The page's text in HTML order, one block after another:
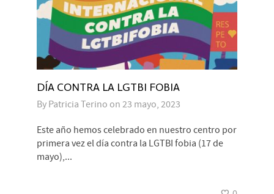
DÍA CONTRA LA LGTBI FOBIA
By Patricia Terino on 23 mayo, 2023
Este año hemos celebrado en nuestro centro por
primera vez el día contra la LGTBI fobia (17 de
mayo),...